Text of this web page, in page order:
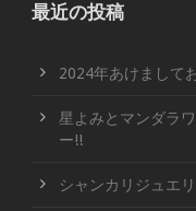
最近の投稿
2024年あけまして
星よみとマンダラ
ー!!
シャンカリジュエ